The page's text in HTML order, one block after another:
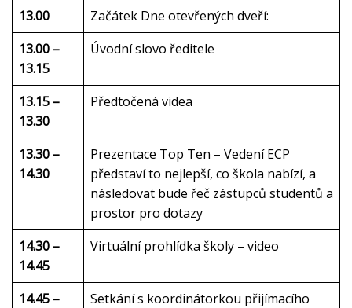
13.00
Začátek Dne otevřených dveří:
13.00 –
13.15
Úvodní slovo ředitele
13.15 –
13.30
Předtočená videa
13.30 –
14.30
Prezentace Top Ten – Vedení ECP
představí to nejlepší, co škola nabízí, a
následovat bude řeč zástupců studentů a
prostor pro dotazy
14.30 –
14.45
Virtuální prohlídka školy – video
14.45 –
Setkání s koordinátorkou přijímacího